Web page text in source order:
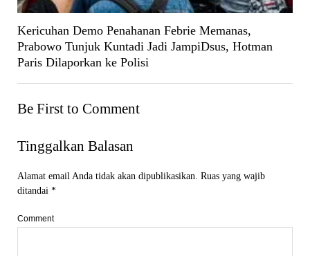
Kericuhan Demo Penahanan Febrie Memanas,
Prabowo Tunjuk Kuntadi Jadi JampiDsus, Hotman
Paris Dilaporkan ke Polisi
Be First to Comment
Tinggalkan Balasan
Alamat email Anda tidak akan dipublikasikan. Ruas yang wajib
ditandai *
Comment